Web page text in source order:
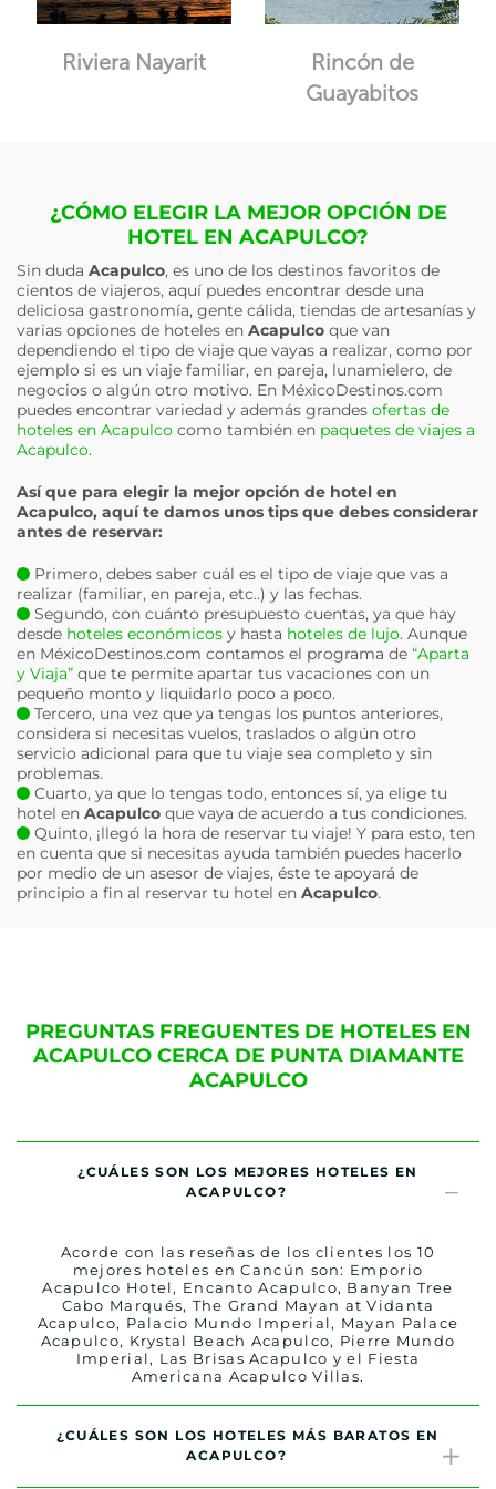
Riviera Nayarit
Rincón de
Guayabitos
¿CÓMO ELEGIR LA MEJOR OPCIÓN DE
HOTEL EN ACAPULCO?
Sin duda Acapulco, es uno de los destinos favoritos de
cientos de viajeros, aquí puedes encontrar desde una
deliciosa gastronomía, gente cálida, tiendas de artesanías y
varias opciones de hoteles en Acapulco que van
dependiendo el tipo de viaje que vayas a realizar, como por
ejemplo si es un viaje familiar, en pareja, lunamielero, de
negocios o algún otro motivo. En MéxicoDestinos.com
puedes encontrar variedad y además grandes ofertas de
hoteles en Acapulco como también en paquetes de viajes a
Acapulco.
Así que para elegir la mejor opción de hotel en
Acapulco, aquí te damos unos tips que debes considerar
antes de reservar:
Primero, debes saber cuál es el tipo de viaje que vas a
realizar (familiar, en pareja, etc..) y las fechas.
Segundo, con cuánto presupuesto cuentas, ya que hay
desde hoteles económicos y hasta hoteles de lujo. Aunque
en MéxicoDestinos.com contamos el programa de “Aparta
y Viaja” que te permite apartar tus vacaciones con un
pequeño monto y liquidarlo poco a poco.
Tercero, una vez que ya tengas los puntos anteriores,
considera si necesitas vuelos, traslados o algún otro
servicio adicional para que tu viaje sea completo y sin
problemas.
Cuarto, ya que lo tengas todo, entonces sí, ya elige tu
hotel en Acapulco que vaya de acuerdo a tus condiciones.
Quinto, ¡llegó la hora de reservar tu viaje! Y para esto, ten
en cuenta que si necesitas ayuda también puedes hacerlo
por medio de un asesor de viajes, éste te apoyará de
principio a fin al reservar tu hotel en Acapulco.
PREGUNTAS FREGUENTES DE HOTELES EN
ACAPULCO CERCA DE PUNTA DIAMANTE
ACAPULCO
¿CUÁLES SON LOS MEJORES HOTELES EN
ACAPULCO?
Acorde con las reseñas de los clientes los 10
mejores hoteles en Cancún son: Emporio
Acapulco Hotel, Encanto Acapulco, Banyan Tree
Cabo Marqués, The Grand Mayan at Vidanta
Acapulco, Palacio Mundo Imperial, Mayan Palace
Acapulco, Krystal Beach Acapulco, Pierre Mundo
Imperial, Las Brisas Acapulco y el Fiesta
Americana Acapulco Villas.
¿CUÁLES SON LOS HOTELES MÁS BARATOS EN
ACAPULCO?